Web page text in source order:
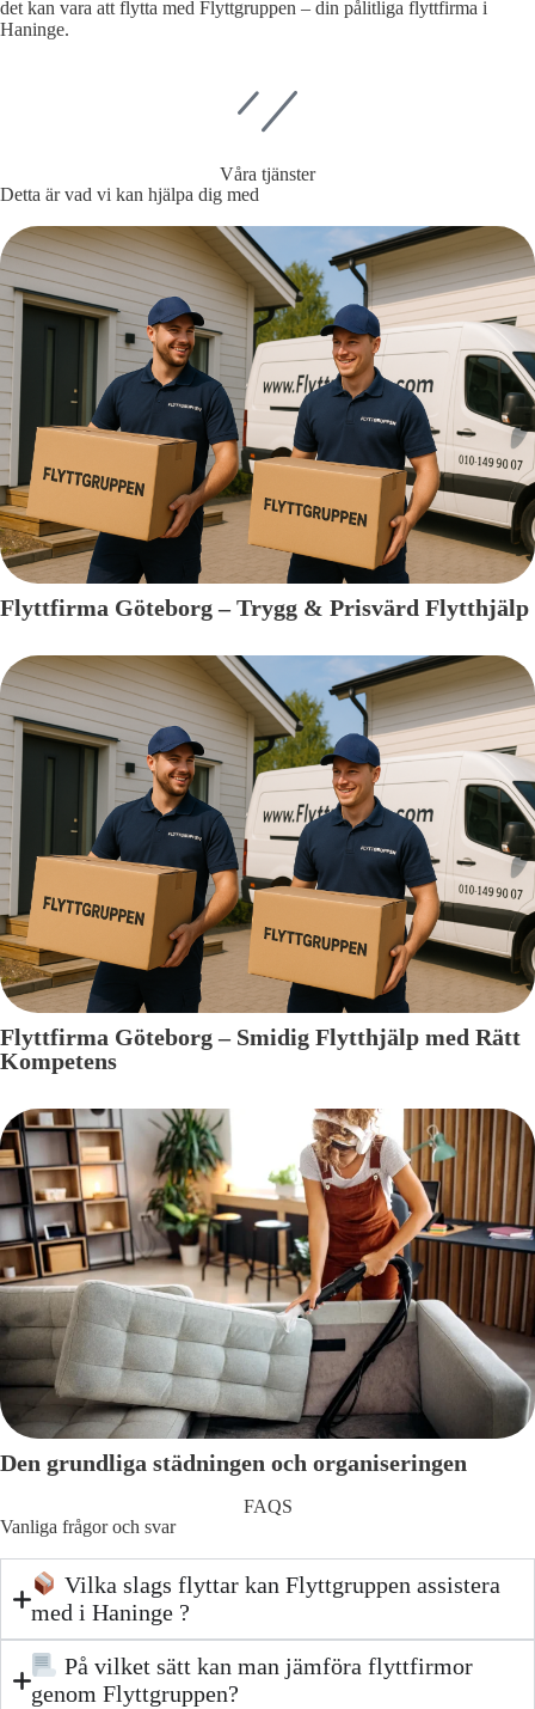
det kan vara att flytta med Flyttgruppen – din pålitliga flyttfirma i
Haninge.
Våra tjänster
Detta är vad vi kan hjälpa dig med
Flyttfirma Göteborg – Trygg & Prisvärd Flytthjälp
Flyttfirma Göteborg – Smidig Flytthjälp med Rätt
Kompetens
Den grundliga städningen och organiseringen
FAQS
Vanliga frågor och svar
Vilka slags flyttar kan Flyttgruppen assistera
med i Haninge ?
På vilket sätt kan man jämföra flyttfirmor
genom Flyttgruppen?